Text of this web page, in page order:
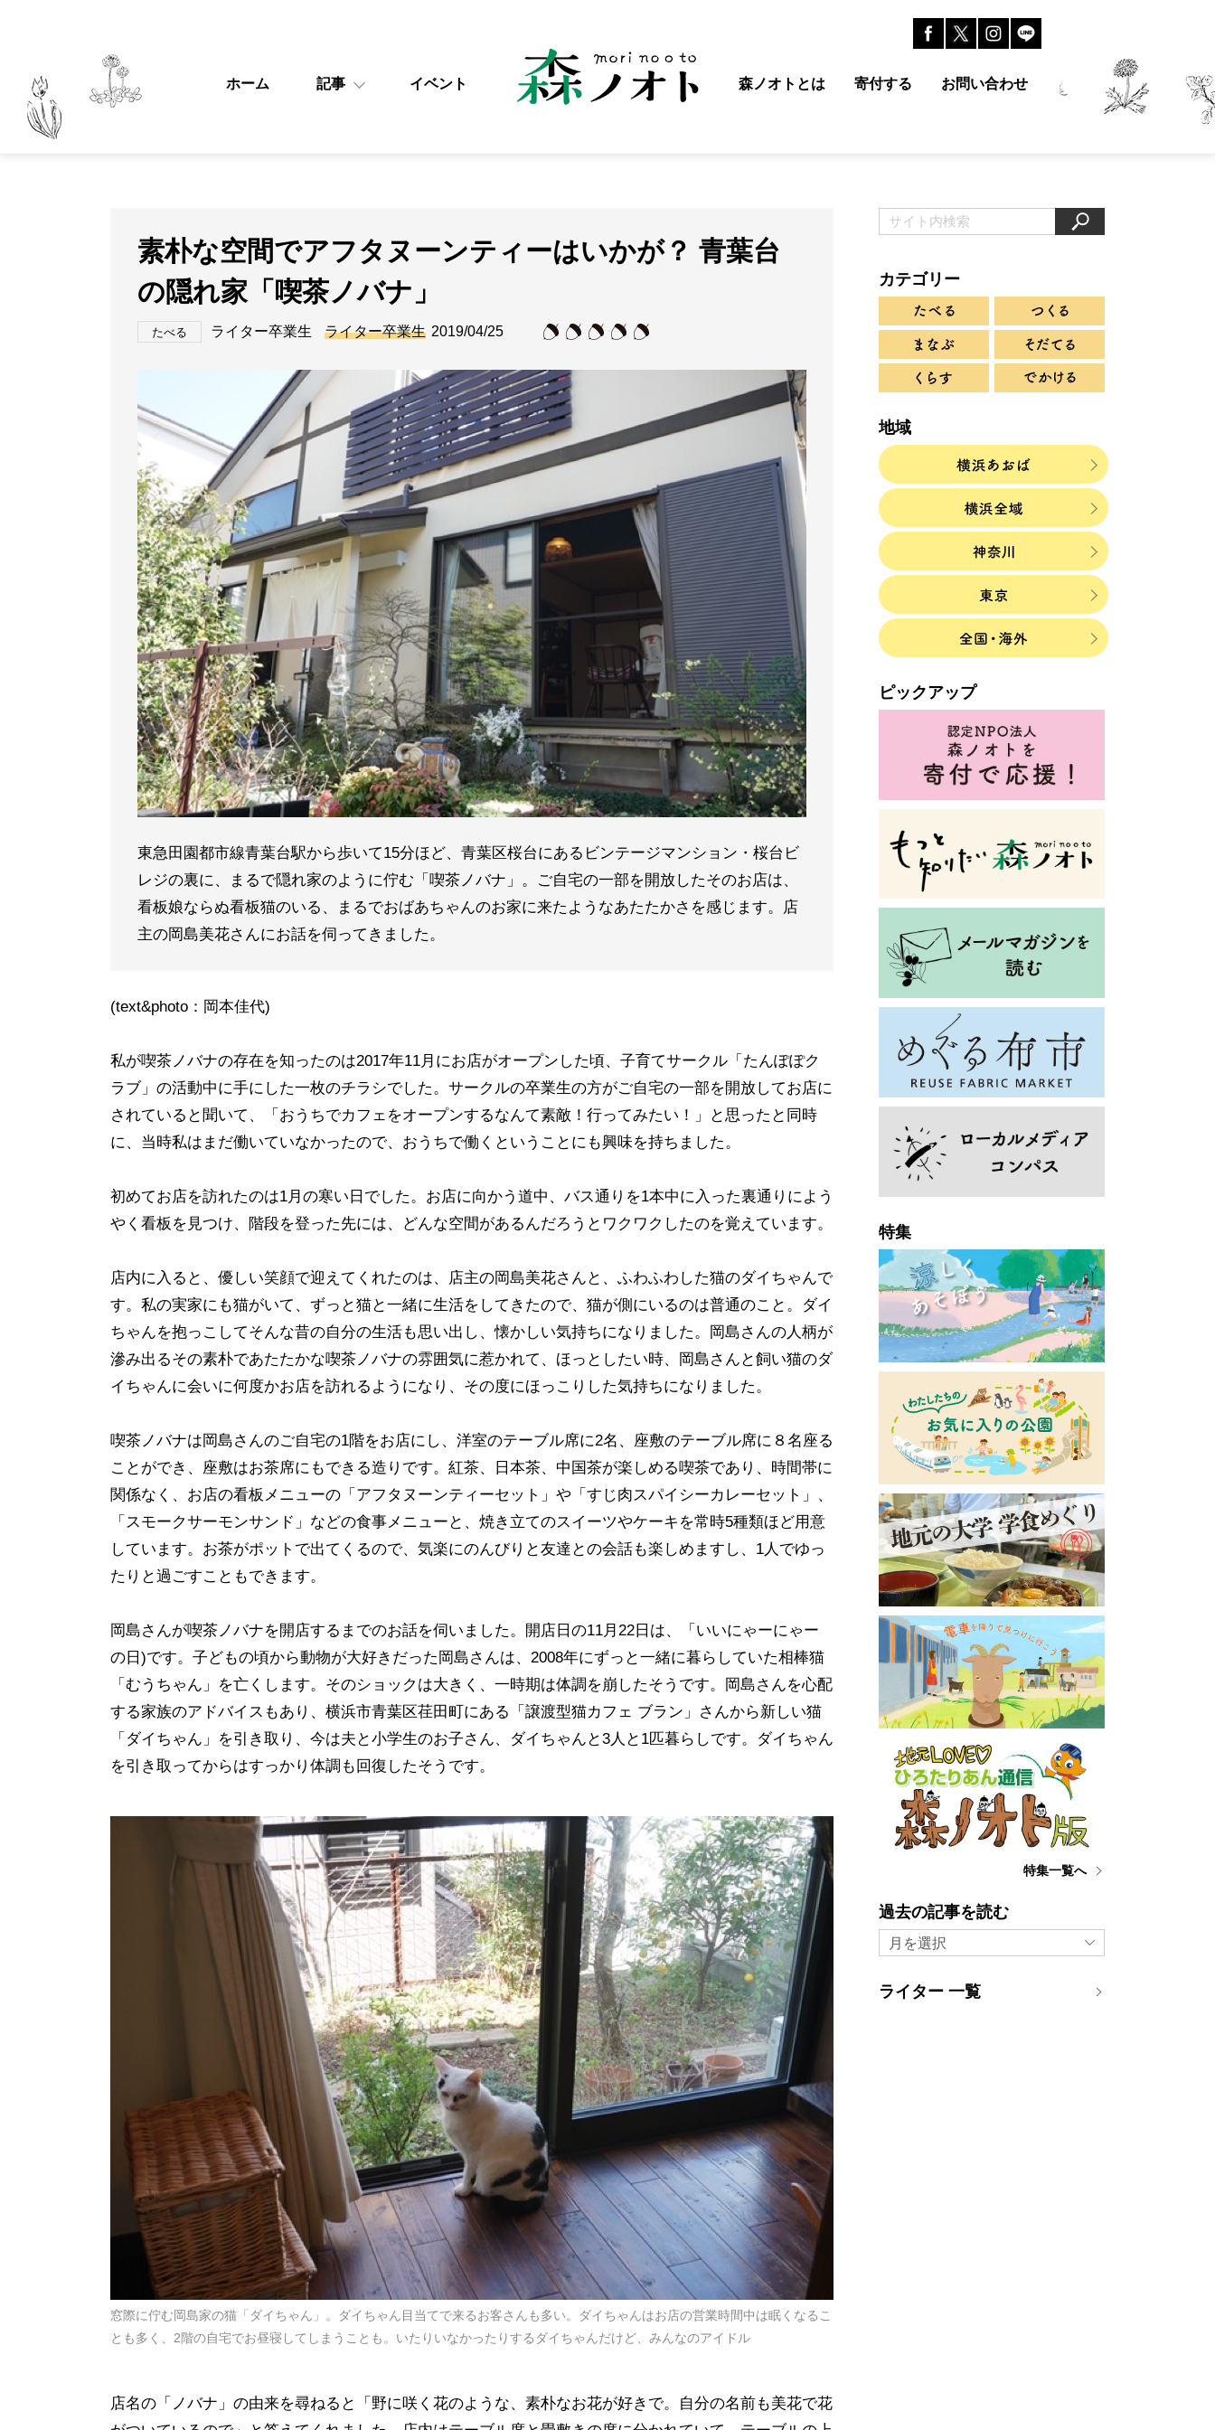
ホーム 記事 イベント 森ノオトとは 寄付する お問い合わせ
素朴な空間でアフタヌーンティーはいかが？ 青葉台
の隠れ家「喫茶ノバナ」
たべる ライター卒業生 ライター卒業生 2019/04/25
東急田園都市線青葉台駅から歩いて15分ほど、青葉区桜台にあるビンテージマンション・桜台ビ
レジの裏に、まるで隠れ家のように佇む「喫茶ノバナ」。ご自宅の一部を開放したそのお店は、
看板娘ならぬ看板猫のいる、まるでおばあちゃんのお家に来たようなあたたかさを感じます。店
主の岡島美花さんにお話を伺ってきました。
(text&photo：岡本佳代)
私が喫茶ノバナの存在を知ったのは2017年11月にお店がオープンした頃、子育てサークル「たんぽぽク
ラブ」の活動中に手にした一枚のチラシでした。サークルの卒業生の方がご自宅の一部を開放してお店に
されていると聞いて、「おうちでカフェをオープンするなんて素敵！行ってみたい！」と思ったと同時
に、当時私はまだ働いていなかったので、おうちで働くということにも興味を持ちました。
初めてお店を訪れたのは1月の寒い日でした。お店に向かう道中、バス通りを1本中に入った裏通りによう
やく看板を見つけ、階段を登った先には、どんな空間があるんだろうとワクワクしたのを覚えています。
店内に入ると、優しい笑顔で迎えてくれたのは、店主の岡島美花さんと、ふわふわした猫のダイちゃんで
す。私の実家にも猫がいて、ずっと猫と一緒に生活をしてきたので、猫が側にいるのは普通のこと。ダイ
ちゃんを抱っこしてそんな昔の自分の生活も思い出し、懐かしい気持ちになりました。岡島さんの人柄が
滲み出るその素朴であたたかな喫茶ノバナの雰囲気に惹かれて、ほっとしたい時、岡島さんと飼い猫のダ
イちゃんに会いに何度かお店を訪れるようになり、その度にほっこりした気持ちになりました。
喫茶ノバナは岡島さんのご自宅の1階をお店にし、洋室のテーブル席に2名、座敷のテーブル席に８名座る
ことができ、座敷はお茶席にもできる造りです。紅茶、日本茶、中国茶が楽しめる喫茶であり、時間帯に
関係なく、お店の看板メニューの「アフタヌーンティーセット」や「すじ肉スパイシーカレーセット」、
「スモークサーモンサンド」などの食事メニューと、焼き立てのスイーツやケーキを常時5種類ほど用意
しています。お茶がポットで出てくるので、気楽にのんびりと友達との会話も楽しめますし、1人でゆっ
たりと過ごすこともできます。
岡島さんが喫茶ノバナを開店するまでのお話を伺いました。開店日の11月22日は、「いいにゃーにゃー
の日)です。子どもの頃から動物が大好きだった岡島さんは、2008年にずっと一緒に暮らしていた相棒猫
「むうちゃん」を亡くします。そのショックは大きく、一時期は体調を崩したそうです。岡島さんを心配
する家族のアドバイスもあり、横浜市青葉区荏田町にある「譲渡型猫カフェ ブラン」さんから新しい猫
「ダイちゃん」を引き取り、今は夫と小学生のお子さん、ダイちゃんと3人と1匹暮らしです。ダイちゃん
を引き取ってからはすっかり体調も回復したそうです。
窓際に佇む岡島家の猫「ダイちゃん」。ダイちゃん目当てで来るお客さんも多い。ダイちゃんはお店の営業時間中は眠くなるこ
とも多く、2階の自宅でお昼寝してしまうことも。いたりいなかったりするダイちゃんだけど、みんなのアイドル
店名の「ノバナ」の由来を尋ねると「野に咲く花のような、素朴なお花が好きで。自分の名前も美花で花
カテゴリー
地域
ピックアップ
特集
特集一覧へ
過去の記事を読む
月を選択
ライター 一覧